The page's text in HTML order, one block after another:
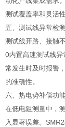
测试覆盖率和灵活性
五、测试线异常检
测试线开路、接触
0内置高速测试线
常发生时及时报警
的准确性。
六、热电势补偿功
在低电阻测量中，
入显著误差。